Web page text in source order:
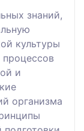
знаний,
культуры
и
организма